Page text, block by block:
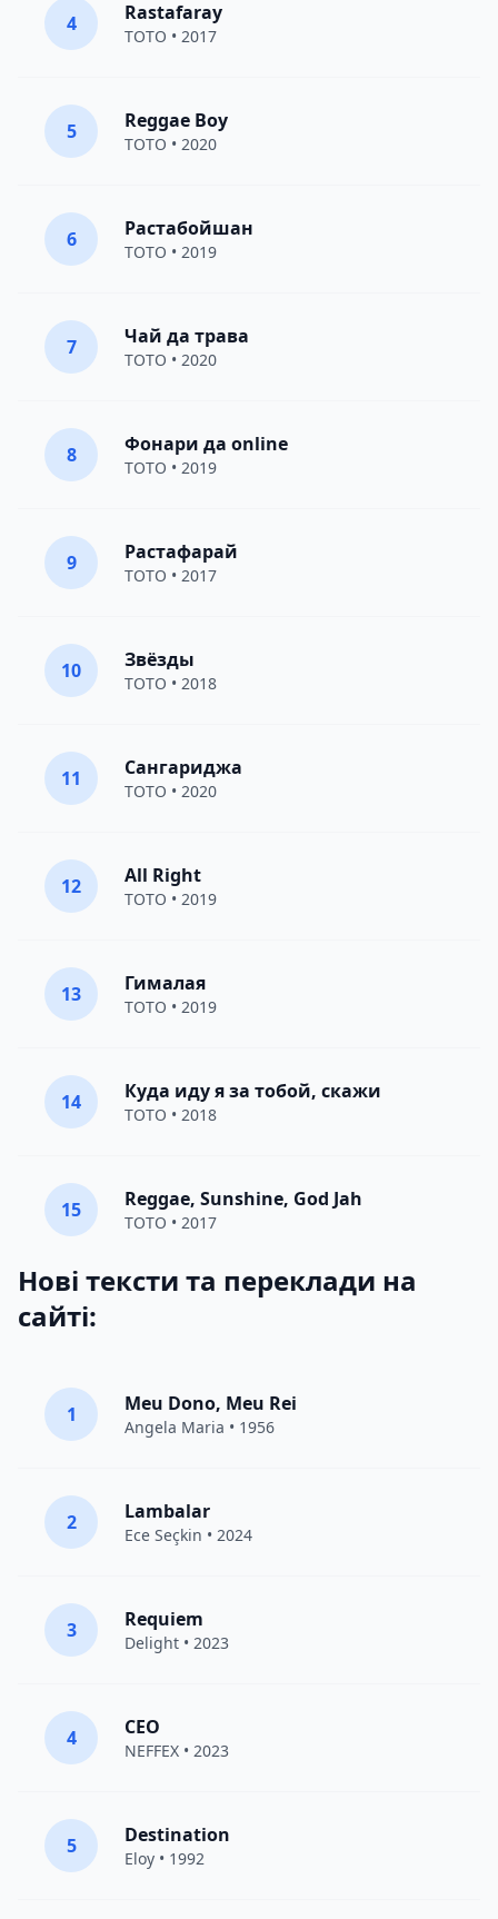
4 Rastafaray
TOTO • 2017
5 Reggae Boy
TOTO • 2020
6 Растабойшан
TOTO • 2019
7 Чай да трава
TOTO • 2020
8 Фонари да online
TOTO • 2019
9 Растафарай
TOTO • 2017
10 Звёзды
TOTO • 2018
11 Сангариджа
TOTO • 2020
12 All Right
TOTO • 2019
13 Гималая
TOTO • 2019
14 Куда иду я за тобой, скажи
TOTO • 2018
15 Reggae, Sunshine, God Jah
TOTO • 2017
Нові тексти та переклади на
сайті:
1 Meu Dono, Meu Rei
Angela Maria • 1956
2 Lambalar
Ece Seçkin • 2024
3 Requiem
Delight • 2023
4 CEO
NEFFEX • 2023
5 Destination
Eloy • 1992